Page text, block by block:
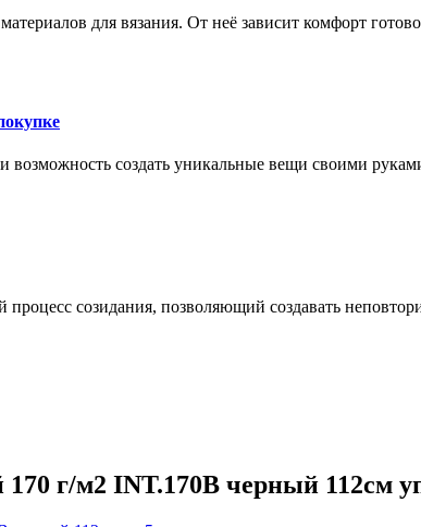
для вязания. От неё зависит комфорт
возможность создать уникальные вещи своими
процесс созидания, позволяющий создавать
г/м2 INT.170B черный 112см